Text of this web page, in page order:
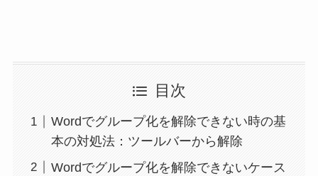
目次
Wordでグループ化を解除できない時の基
本の対処法：ツールバーから解除
Wordでグループ化を解除できないケース